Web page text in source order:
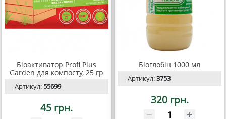
Біоактиватор Profi Plus
Garden для компосту, 25 гр
Артикул:55699
45 грн.
Біоглобін 1000 мл
Артикул:3753
320 грн.